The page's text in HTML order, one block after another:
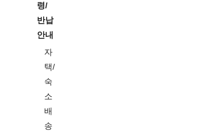
령/
반납
안내
자
택/
숙
소
배
송